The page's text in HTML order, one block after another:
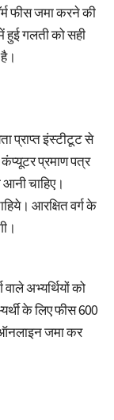
फीस जमा करने की
हुई गलती को सही
प्राप्त इंस्टीटूट से
प्रमाण पत्र
चाहिए।
आरक्षित वर्ग के
अभ्यर्थियों को
के लिए फीस 600
ऑनलाइन जमा कर